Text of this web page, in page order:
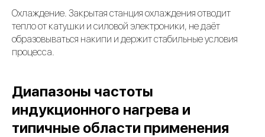
Охлаждение. Закрытая станция охлаждения отводит
тепло от катушки и силовой электроники, не даёт
образовываться накипи и держит стабильные условия
процесса.
Диапазоны частоты
индукционного нагрева и
типичные области применения